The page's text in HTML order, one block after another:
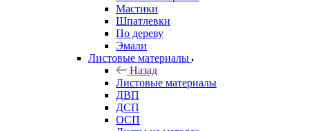
Мастики
Шпатлевки
По дереву
Эмали
Листовые материалы
Назад
Листовые материалы
ДВП
ДСП
ОСП